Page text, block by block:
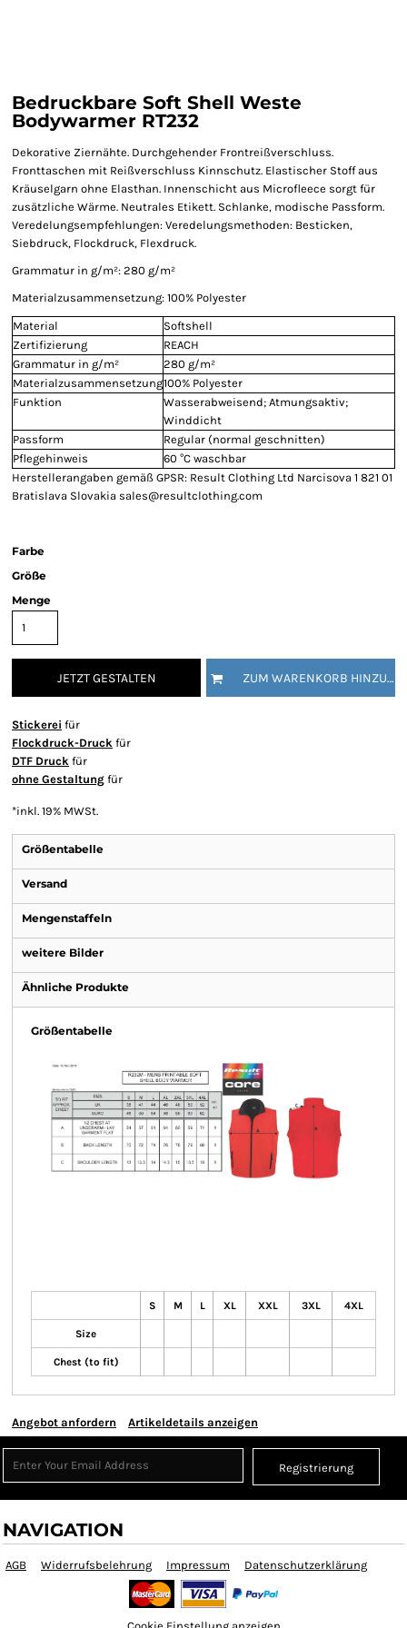
Bedruckbare Soft Shell Weste
Bodywarmer RT232
Dekorative Ziernähte. Durchgehender Frontreißverschluss.
Fronttaschen mit Reißverschluss Kinnschutz. Elastischer Stoff aus
Kräuselgarn ohne Elasthan. Innenschicht aus Microfleece sorgt für
zusätzliche Wärme. Neutrales Etikett. Schlanke, modische Passform.
Veredelungsempfehlungen: Veredelungsmethoden: Besticken,
Siebdruck, Flockdruck, Flexdruck.
Grammatur in g/m²: 280 g/m²
Materialzusammensetzung: 100% Polyester
Material
Softshell
Zertifizierung
REACH
Grammatur in g/m²
280 g/m²
Materialzusammensetzung100% Polyester
Funktion
Wasserabweisend; Atmungsaktiv;
Winddicht
Passform
Regular (normal geschnitten)
Pflegehinweis
60 °C waschbar
Herstellerangaben gemäß GPSR: Result Clothing Ltd Narcisova 1 821 01
Bratislava Slovakia sales@resultclothing.com
Farbe
Größe
Menge
JETZT GESTALTEN ZUM WARENKORB HINZUFÜGEN
Stickerei für
Flockdruck-Druck für
DTF Druck für
ohne Gestaltung für
*inkl. 19% MWSt.
Größentabelle
Versand
Mengenstaffeln
weitere Bilder
Ähnliche Produkte
Größentabelle
S M L XL XXL 3XL 4XL
Size
Chest (to fit)
Angebot anfordern Artikeldetails anzeigen
Registrierung
NAVIGATION
AGB Widerrufsbelehrung Impressum Datenschutzerklärung